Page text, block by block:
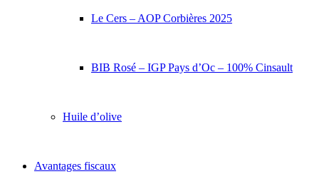
Le Cers – AOP Corbières 2025
BIB Rosé – IGP Pays d’Oc – 100% Cinsault
Huile d’olive
Avantages fiscaux